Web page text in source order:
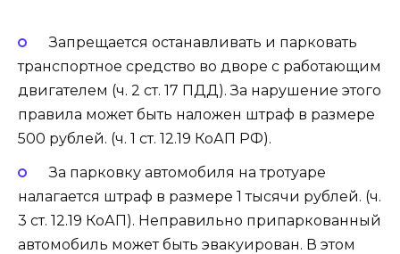
Запрещается останавливать и парковать
транспортное средство во дворе с работающим
двигателем (ч. 2 ст. 17 ПДД). За нарушение этого
правила может быть наложен штраф в размере
500 рублей. (ч. 1 ст. 12.19 КоАП РФ).
За парковку автомобиля на тротуаре
налагается штраф в размере 1 тысячи рублей. (ч.
3 ст. 12.19 КоАП). Неправильно припаркованный
автомобиль может быть эвакуирован. В этом